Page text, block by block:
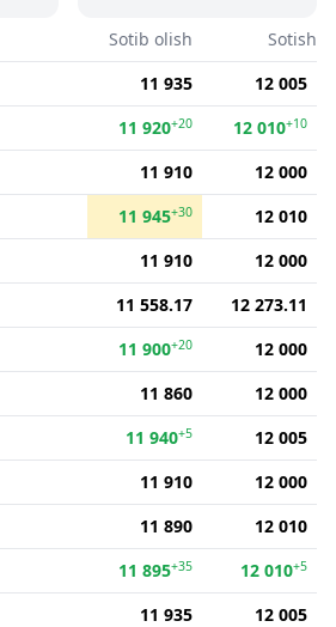
Sotib olish
Sotish
11 935
12 005
11 920+20 12 010+10
11 910
12 000
11 945+30
12 010
11 910
12 000
11 558.17
12 273.11
11 900+20
12 000
11 860
12 000
11 940+5
12 005
11 910
12 000
11 890
12 010
11 895+35 12 010+5
11 935
12 005